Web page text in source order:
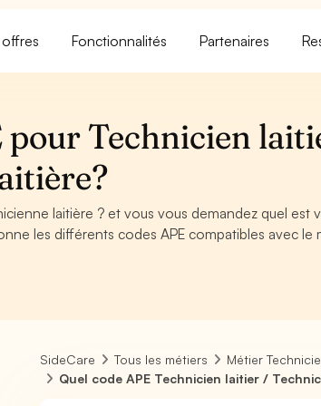
Fonctionnalités Partenaires
pour Technicien
laitière ? et vous vous demandez quel est
les différents codes APE compatibles avec
SideCare Tous les métiers
Métier
Quel code APE Technicien laitier /